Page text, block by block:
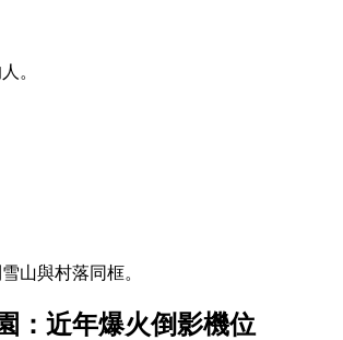
。
山與村落同框。
：近年爆火倒影機位